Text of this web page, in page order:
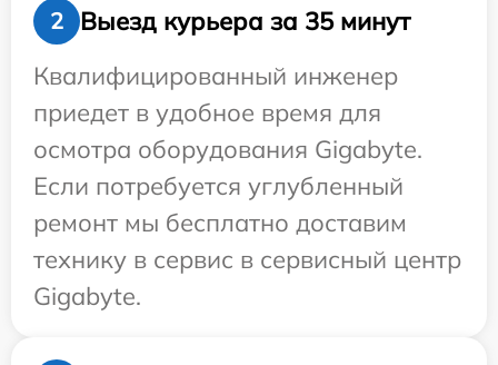
2
Выезд курьера за 35 минут
Квалифицированный инженер
приедет в удобное время для
осмотра оборудования Gigabyte.
Если потребуется углубленный
ремонт мы бесплатно доставим
технику в сервис в сервисный центр
Gigabyte.